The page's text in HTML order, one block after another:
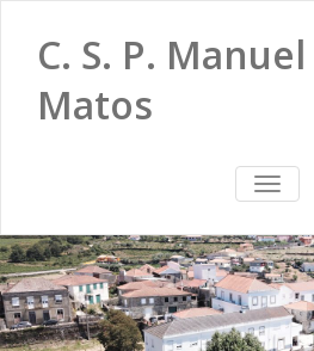
C. S. P.
Matos